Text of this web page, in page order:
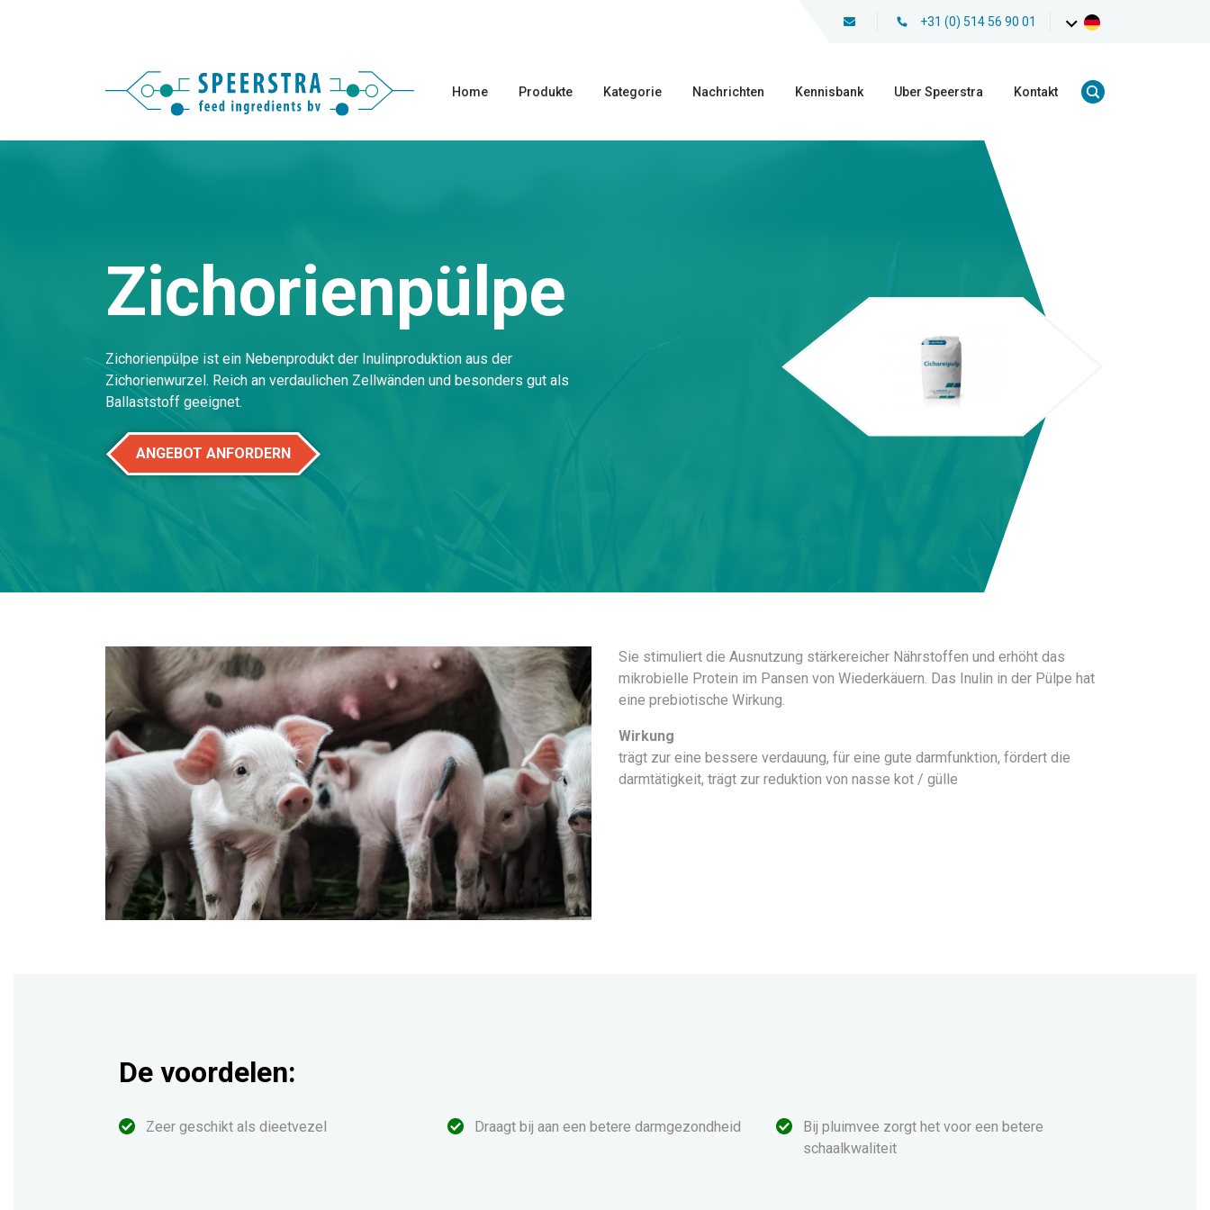
+31 (0) 514 56 90 01
Home Produkte Kategorie Nachrichten Kennisbank Uber Speerstra Kontakt
Zichorienpülpe
Zichorienpülpe ist ein Nebenprodukt der Inulinproduktion aus der
Zichorienwurzel. Reich an verdaulichen Zellwänden und besonders gut als
Ballaststoff geeignet.
ANGEBOT ANFORDERN
Sie stimuliert die Ausnutzung stärkereicher Nährstoffen und erhöht das
mikrobielle Protein im Pansen von Wiederkäuern. Das Inulin in der Pülpe hat
eine prebiotische Wirkung.
Wirkung
trägt zur eine bessere verdauung, für eine gute darmfunktion, fördert die
darmtätigkeit, trägt zur reduktion von nasse kot / gülle
De voordelen:
Zeer geschikt als dieetvezel Draagt bij aan een betere darmgezondheid
Bij pluimvee zorgt het voor een betere
schaalkwaliteit